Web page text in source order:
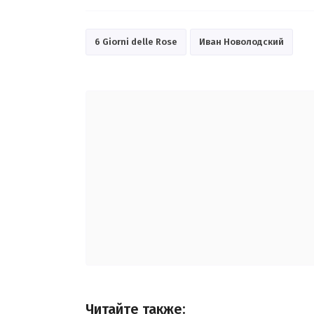
6 Giorni delle Rose Иван Новолодский
Читайте также: